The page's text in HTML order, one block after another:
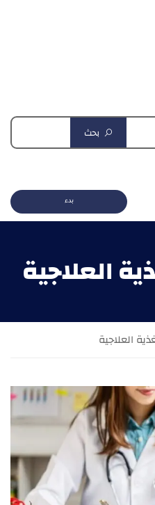
بحث
بدء
العلاجية
العلاجية